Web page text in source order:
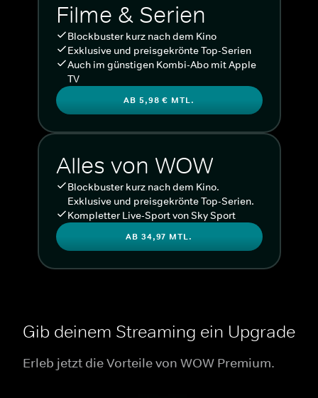
Filme & Serien
Blockbuster kurz nach dem Kino
Exklusive und preisgekrönte Top-Serien
Auch im günstigen Kombi-Abo mit Apple
TV
AB 5,98 € MTL.
Alles von WOW
Blockbuster kurz nach dem Kino.
Exklusive und preisgekrönte Top-Serien.
Kompletter Live-Sport von Sky Sport
AB 34,97 MTL.
Gib deinem Streaming ein Upgrade
Erleb jetzt die Vorteile von WOW Premium.